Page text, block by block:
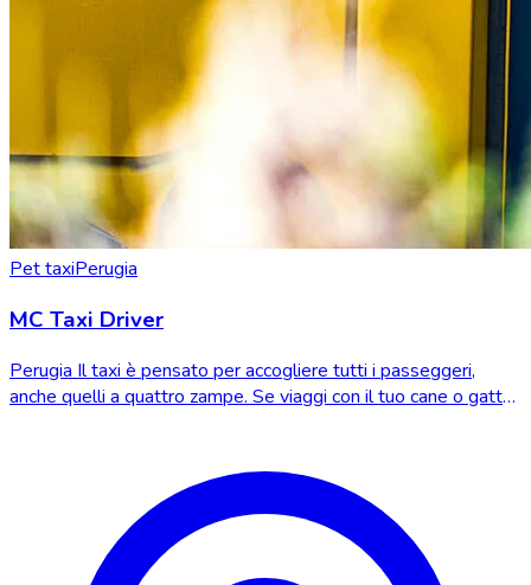
Pet taxiPerugia
MC Taxi Driver
Perugia Il taxi è pensato per accogliere tutti i passeggeri,
anche quelli a quattro zampe. Se viaggi con il tuo cane o gatto,